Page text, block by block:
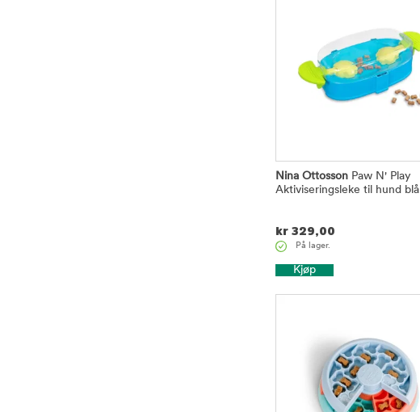
Nina Ottosson Paw N' Play
Aktiviseringsleke til hund blå
kr 329,00
På lager.
Kjøp